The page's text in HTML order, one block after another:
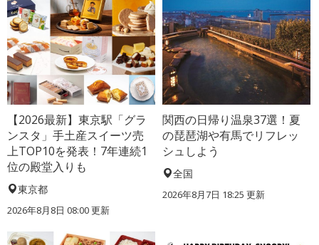
【2026最新】東京駅「グラ
ンスタ」手土産スイーツ売
上TOP10を発表！7年連続1
位の殿堂入りも
東京都
2026年8月8日 08:00更新
関西の日帰り温泉37選！夏
の琵琶湖や有馬でリフレッ
シュしよう
全国
2026年8月7日 18:25 更新